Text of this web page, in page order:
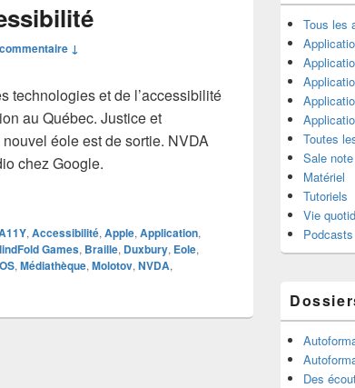
↓
technologies et de l’accessibilité
au Québec. Justice et
éole est de sortie. NVDA
chez Google.
de la semaine en technologies et accessibilité
, Accessibilité, Apple, Application,
Games, Braille, Duxbury, Eole,
, Médiathèque, Molotov, NVDA,
Tous les
Toutes
Sale
Matériel
Tutoriels
Vie
Podcasts
Des